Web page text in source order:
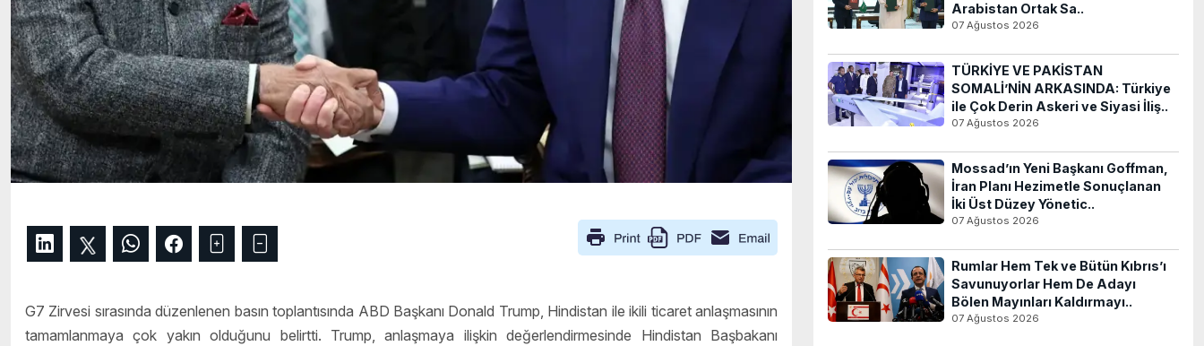
G7 Zirvesi sırasında düzenlenen basın toplantısında ABD Başkanı Donald Trump, Hindistan ile ikili ticaret anlaşmasının
tamamlanmaya çok yakın olduğunu belirtti. Trump, anlaşmaya ilişkin değerlendirmesinde Hindistan Başbakanı
Arabistan Ortak Sa..
07 Ağustos 2026
TÜRKİYE VE PAKİSTAN
SOMALİ’NİN ARKASINDA: Türkiye
ile Çok Derin Askeri ve Siyasi İliş..
07 Ağustos 2026
Mossad’ın Yeni Başkanı Goffman,
İran Planı Hezimetle Sonuçlanan
İki Üst Düzey Yönetic..
07 Ağustos 2026
Rumlar Hem Tek ve Bütün Kıbrıs’ı
Savunuyorlar Hem De Adayı
Bölen Mayınları Kaldırmayı..
07 Ağustos 2026